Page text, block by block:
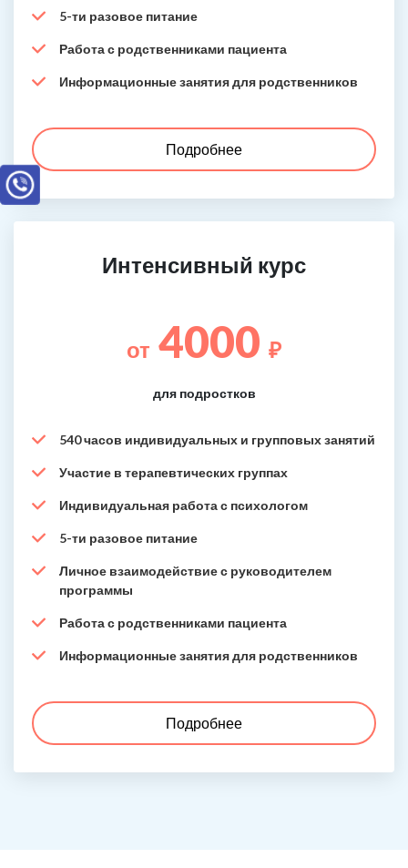
5-ти разовое питание
Работа с родственниками пациента
Информационные занятия для родственников
Подробнее
Интенсивный курс
от 4000 ₽
для подростков
540 часов индивидуальных и групповых занятий
Участие в терапевтических группах
Индивидуальная работа с психологом
5-ти разовое питание
Личное взаимодействие с руководителем
программы
Работа с родственниками пациента
Информационные занятия для родственников
Подробнее